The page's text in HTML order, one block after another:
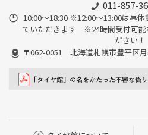
011-857-
10:00～18:30 ※12:00～13:00は昼
ていただきます ※24時間受付可能
ださい！
〒062-0051 北海道札幌市豊平区